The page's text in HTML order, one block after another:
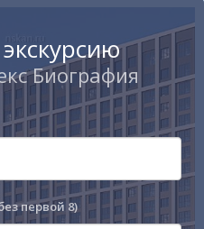
Биография
первой 8)